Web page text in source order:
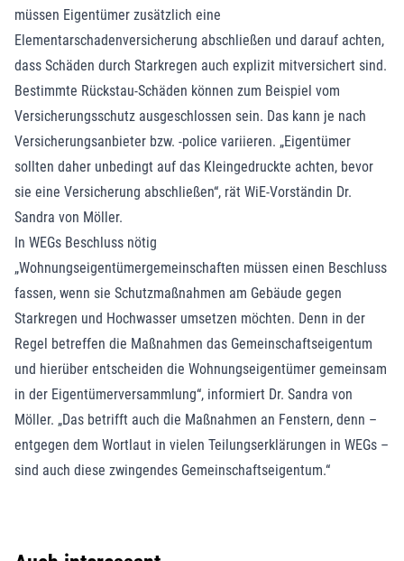
müssen Eigentümer zusätzlich eine
Elementarschadenversicherung abschließen und darauf achten,
dass Schäden durch Starkregen auch explizit mitversichert sind.
Bestimmte Rückstau-Schäden können zum Beispiel vom
Versicherungsschutz ausgeschlossen sein. Das kann je nach
Versicherungsanbieter bzw. -police variieren. „Eigentümer
sollten daher unbedingt auf das Kleingedruckte achten, bevor
sie eine Versicherung abschließen“, rät WiE-Vorständin Dr.
Sandra von Möller.
In WEGs Beschluss nötig
„Wohnungseigentümergemeinschaften müssen einen Beschluss
fassen, wenn sie Schutzmaßnahmen am Gebäude gegen
Starkregen und Hochwasser umsetzen möchten. Denn in der
Regel betreffen die Maßnahmen das Gemeinschaftseigentum
und hierüber entscheiden die Wohnungseigentümer gemeinsam
in der Eigentümerversammlung“, informiert Dr. Sandra von
Möller. „Das betrifft auch die Maßnahmen an Fenstern, denn –
entgegen dem Wortlaut in vielen Teilungserklärungen in WEGs –
sind auch diese zwingendes Gemeinschaftseigentum.“